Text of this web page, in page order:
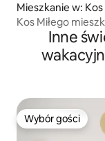
Mieszkanie w: Kos
Kos Miłego
Inne
Wybór gości
Wybór gości